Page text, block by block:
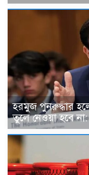
হরমুজ পুনরুদ্ধার
তুলে নেওয়া হবে